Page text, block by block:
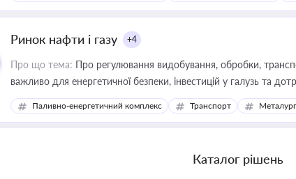
Ринок нафти і газу +4
Про що тема: Про регулювання видобування, обробки,
важливо для енергетичної безпеки, інвестицій у галузь та
Паливно-енергетичний комплекс Транспорт
Каталог рішень